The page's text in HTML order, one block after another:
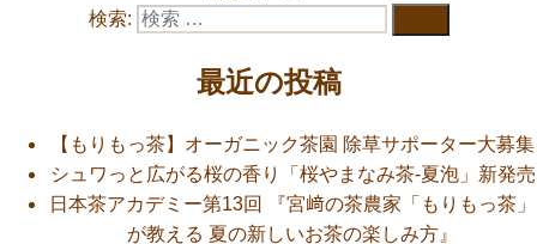
検索:
最近の投稿
【もりもっ茶】オーガニック茶園 除草サポーター大募集
シュワっと広がる桜の香り「桜やまなみ茶-夏泡」新発売
日本茶アカデミー第13回 『宮﨑の茶農家「もりもっ茶」
が教える 夏の新しいお茶の楽しみ方』